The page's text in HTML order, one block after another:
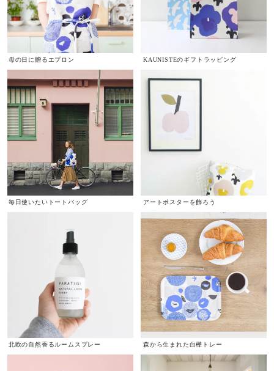
母の日に贈るエプロン KAUNISTEのギフトラッピング
毎日使いたいトートバッグ アートポスターを飾ろう
北欧の自然香るルームスプレー 森から生まれた白樺トレー